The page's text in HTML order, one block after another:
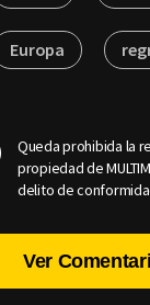
Europa
Queda prohibida la
propiedad de
delito de
Ver